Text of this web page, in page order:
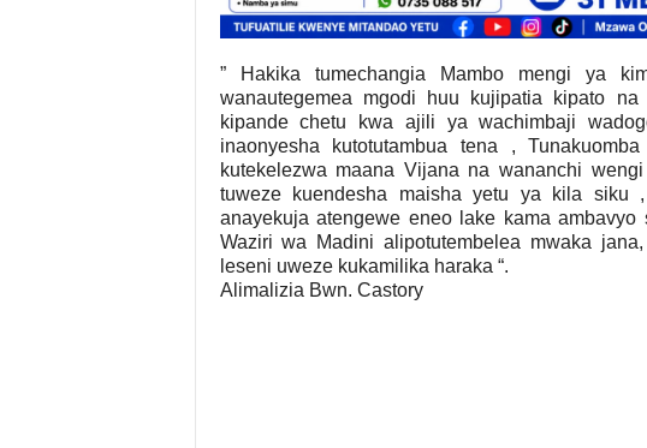
” Hakika tumechangia Mambo mengi ya
wanautegemea mgodi huu kujipatia kipato
kipande chetu kwa ajili ya wachimbaji
inaonyesha kutotutambua tena ,
kutekelezwa maana Vijana na wananchi
tuweze kuendesha maisha yetu ya kila siku
anayekuja atengewe eneo lake kama
Waziri wa Madini alipotutembelea mwaka
leseni uweze kukamilika haraka “.
Alimalizia Bwn. Castory